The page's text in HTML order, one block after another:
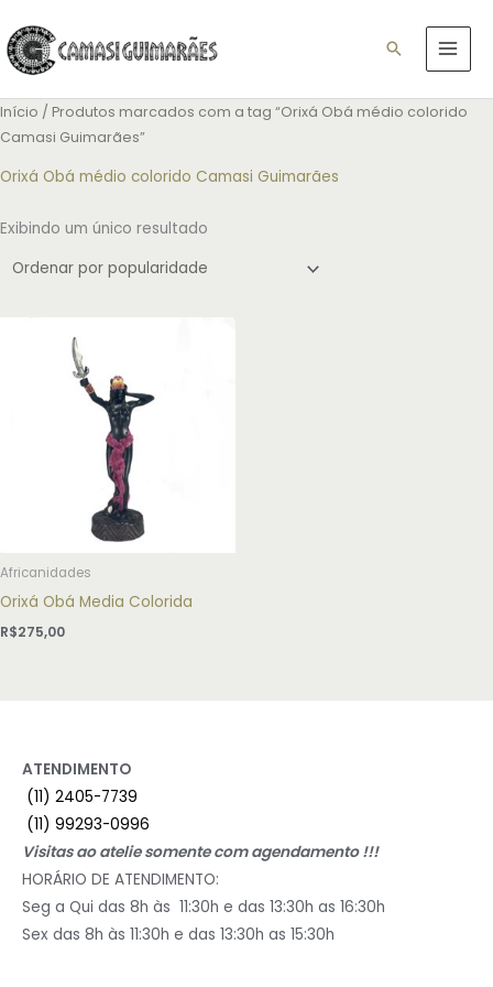
para
conteúdo
Pesquisar
Início / Produtos marcados com a tag “Orixá Obá médio colorido
Camasi Guimarães”
Orixá Obá médio colorido Camasi Guimarães
Exibindo um único resultado
Africanidades
Orixá Obá Media Colorida
R$275,00
ATENDIMENTO
(11) 2405-7739
(11) 99293-0996
Visitas ao atelie somente com agendamento !!!
HORÁRIO DE ATENDIMENTO:
Seg a Qui das 8h às 11:30h e das 13:30h as 16:30h
Sex das 8h às 11:30h e das 13:30h as 15:30h